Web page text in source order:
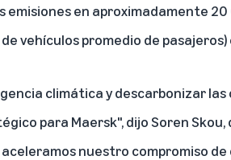
emisiones en aproximadamente
vehículos promedio de pasajeros)
climática y descarbonizar
para Maersk", dijo Soren Skou,
nuestro compromiso